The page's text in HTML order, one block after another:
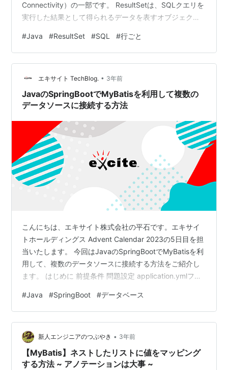
Connectivity）の一部です。 ResultSetは、SQLクエリを
実行した結果として得られるデータを表すオブジェクト
される表形式のデータを保持し、プログラムがそのデー
タにアクセスできるようにします。主な機能と特徴は以
下の通りです：1. データの反復処理: ResultSetは行ごと
にデータを処理できるように設…
#Java #ResultSet #SQL #行ごと
エキサイト TechBlog. • 3年前
JavaのSpringBootでMyBatisを利用して複数の
データソースに接続する方法
こんにちは、エキサイト株式会社の平石です。エキサイ
トホールディングス Advent Calendar 2023の5日目を担
当いたします。 今回はJavaのSpringBootでMyBatisを利
用して、複数のデータソースに接続する方法をご紹介し
ます。 はじめに 前提条件 問題設定 application.ymlファ
む 実際に接続設定を行う おわりに 参考文献 はじめに 複
数のデータベースに利用したい情報が分散しており、一
つの「アプリケーション」からそれらにアクセスする必
要があるという場合を考えます。 このとき、考えられる
対処法は主に2つあり…
#Java #SpringBoot #データベース
新人エンジニアのつぶやき • 3年前
【MyBatis】ネストしたリストに値をマッピング
する方法 ~ アノテーションは大事 ~